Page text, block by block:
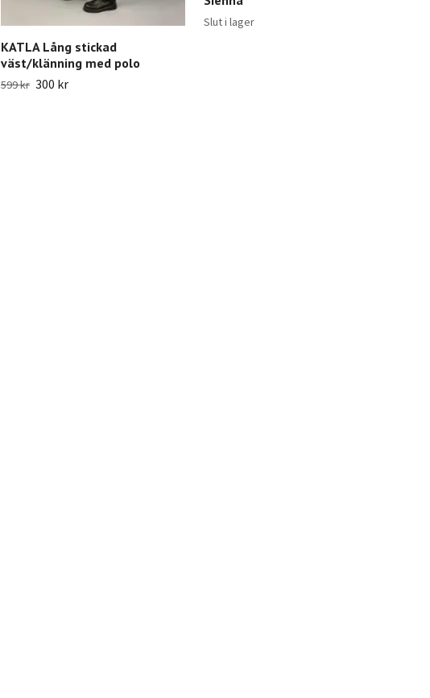
KATLA Lång stickad
väst/klänning med polo
599 kr 300 kr
Slut i lager